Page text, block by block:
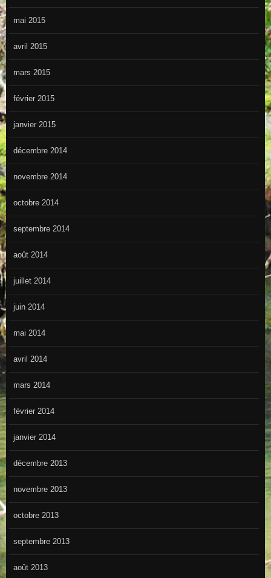
mai 2015
avril 2015
mars 2015
février 2015
janvier 2015
décembre 2014
novembre 2014
octobre 2014
septembre 2014
août 2014
juillet 2014
juin 2014
mai 2014
avril 2014
mars 2014
février 2014
janvier 2014
décembre 2013
novembre 2013
octobre 2013
septembre 2013
août 2013